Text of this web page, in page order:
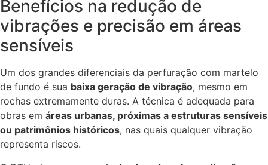
Benefícios na redução de
vibrações e precisão em áreas
sensíveis
Um dos grandes diferenciais da perfuração com martelo
de fundo é sua baixa geração de vibração, mesmo em
rochas extremamente duras. A técnica é adequada para
obras em áreas urbanas, próximas a estruturas sensíveis
ou patrimônios históricos, nas quais qualquer vibração
representa riscos.